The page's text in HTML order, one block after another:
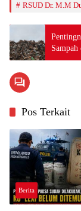
RSUD Dr. M.M
Pos Terkait
Berita